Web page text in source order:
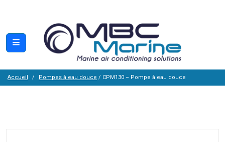
Accueil Pompes à eau douce / CPM130 – Pompe à eau douce